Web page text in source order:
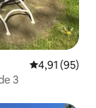
Vlerësimi
4,91 (95)
3